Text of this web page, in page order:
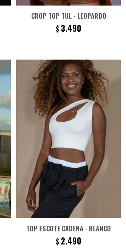
CROP TOP TUL - LEOPARDO
$ 3.490
TOP ESCOTE CADENA - BLANCO
$ 2.490